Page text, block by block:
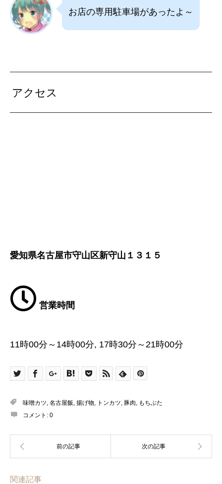
お店の専用駐車場があったよ～
アクセス
愛知県名古屋市守山区新守山１３１５
営業時間
11時00分～14時00分, 17時30分～21時00分
味噌カツ 名古屋飯 揚げ物 トンカツ 豚肉
もちぶた
コメント: 0
関連記事